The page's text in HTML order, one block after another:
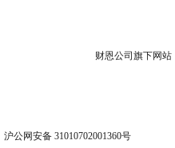
财恩公司旗下网
沪公网安备 31010702001360号